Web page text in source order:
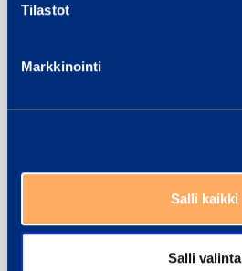
Tilastot
Markkinointi
Salli kaikki
Salli valinta
PRESS RELEASES